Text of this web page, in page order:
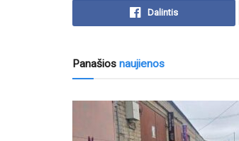
Dalintis
Panašios naujienos